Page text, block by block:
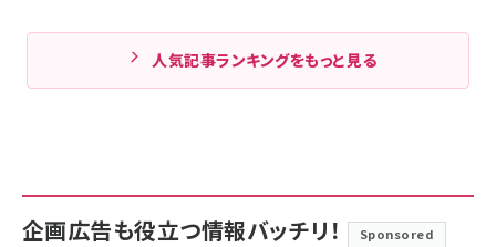
人気記事ランキングをもっと見る
企画広告も役立つ情報バッチリ！ Sponsored